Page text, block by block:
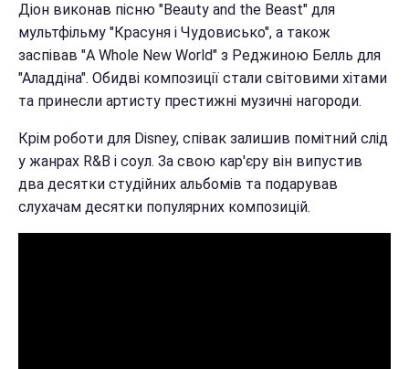
Діон виконав пісню "Beauty and the Beast" для
мультфільму "Красуня і Чудовисько", а також
заспівав "A Whole New World" з Реджиною Белль для
"Аладдіна". Обидві композиції стали світовими хітами
та принесли артисту престижні музичні нагороди.
Крім роботи для Disney, співак залишив помітний слід
у жанрах R&B і соул. За свою кар'єру він випустив
два десятки студійних альбомів та подарував
слухачам десятки популярних композицій.